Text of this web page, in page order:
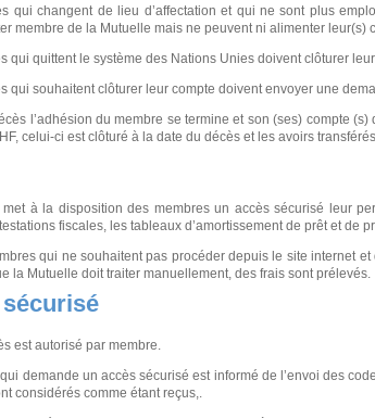
qui changent de lieu d’affectation et qui ne sont plus
membre de la Mutuelle mais ne peuvent ni alimenter leur(s)
qui quittent le système des Nations Unies doivent clôturer
qui souhaitent clôturer leur compte doivent envoyer une
l’adhésion du membre se termine et son (ses) compte
celui-ci est clôturé à la date du décès et les avoirs
met à la disposition des membres un accès sécurisé leur
fiscales, les tableaux d’amortissement de prêt et de
qui ne souhaitent pas procéder depuis le site internet
la Mutuelle doit traiter manuellement, des frais sont prélevés.
est autorisé par membre.
demande un accès sécurisé est informé de l’envoi des
considérés comme étant reçus,.